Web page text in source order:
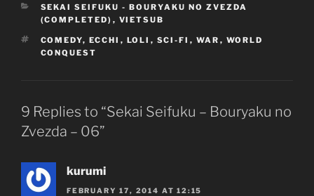
CATEGORIES
SEKAI SEIFUKU - BOURYAKU NO ZVEZDA
(COMPLETED) , VIETSUB
TAGS
COMEDY, ECCHI , LOLI , SCI-FI , WAR , WORLD
CONQUEST
9 Replies to “Sekai Seifuku – Bouryaku no
Zvezda – 06”
kurumi
FEBRUARY 17, 2014 AT 12:15